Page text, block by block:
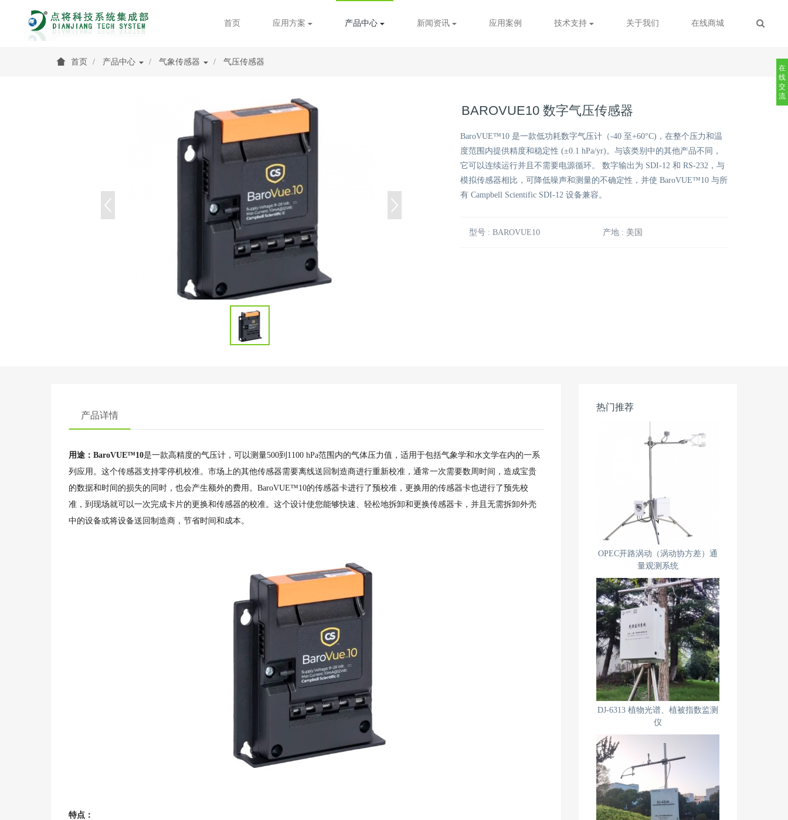
首页 应用方案 产品中心 新闻资讯 应用案例 技术支持 关于我们 在线商城
首页 产品中心 气象传感器 气压传感器
BAROVUE10 数字气压传感器
BaroVUE™10 是一款低功耗数字气压计（-40 至+60°C)，在整个压力和温
度范围内提供精度和稳定性 (±0.1 hPa/yr)。与该类别中的其他产品不同，
它可以连续运行并且不需要电源循环。 数字输出为 SDI-12 和 RS-232，与
模拟传感器相比，可降低噪声和测量的不确定性，并使 BaroVUE™10 与所
有 Campbell Scientific SDI-12 设备兼容。
型号 : BAROVUE10 产地 : 美国
产品详情
用途：BaroVUE™10是一款高精度的气压计，可以测量500到1100 hPa范围内的气体压力值，适用于包括气象学和水文学在内的一系
列应用。这个传感器支持零停机校准。市场上的其他传感器需要离线送回制造商进行重新校准，通常一次需要数周时间，造成宝贵
的数据和时间的损失的同时，也会产生额外的费用。BaroVUE™10的传感器卡进行了预校准，更换用的传感器卡也进行了预先校
准，到现场就可以一次完成卡片的更换和传感器的校准。这个设计使您能够快速、轻松地拆卸和更换传感器卡，并且无需拆卸外壳
中的设备或将设备送回制造商，节省时间和成本。
特点：
热门推荐
OPEC开路涡动（涡动协方差）通
量观测系统
DJ-6313 植物光谱、植被指数监测
仪
在
线
交
流